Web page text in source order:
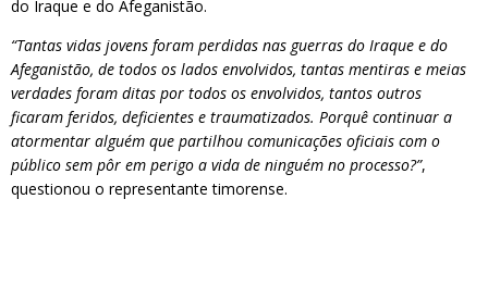
do Iraque e do Afeganistão.
“Tantas vidas jovens foram perdidas nas guerras do Iraque e do
Afeganistão, de todos os lados envolvidos, tantas mentiras e meias
verdades foram ditas por todos os envolvidos, tantos outros
ficaram feridos, deficientes e traumatizados. Porquê continuar a
atormentar alguém que partilhou comunicações oficiais com o
público sem pôr em perigo a vida de ninguém no processo?”,
questionou o representante timorense.